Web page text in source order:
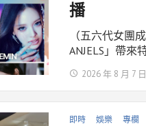
播
（五六代女團
ANJELS」帶來
2026 年 8 月 7 日
即時 娛樂 專欄